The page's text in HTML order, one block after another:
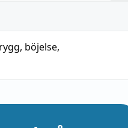
, böjelse,